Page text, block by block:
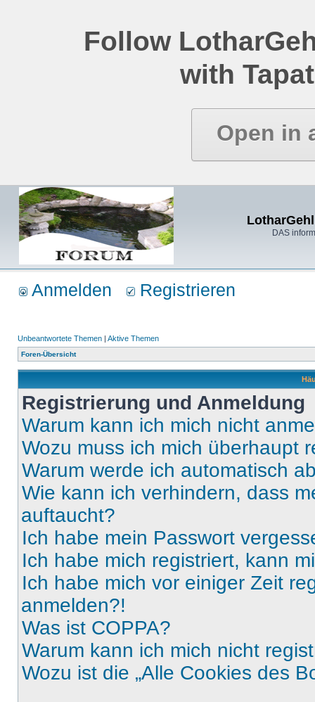
Follow
with
Open in
DAS
Anmelden Registrieren
Unbeantwortete Themen | Aktive Themen
Foren-Übersicht
Registrierung und Anmeldung
Warum kann ich mich nicht
Wozu muss ich mich überhaupt
Warum werde ich automatisch
Wie kann ich verhindern, dass
auftaucht?
Ich habe mein Passwort
Ich habe mich registriert, kann
Ich habe mich vor einiger Zeit
anmelden?!
Was ist COPPA?
Warum kann ich mich nicht
Wozu ist die „Alle Cookies des